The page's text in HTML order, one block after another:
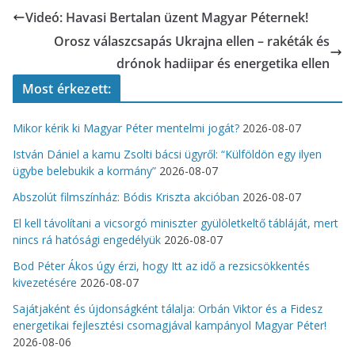
Videó: Havasi Bertalan üzent Magyar Péternek!
Orosz válaszcsapás Ukrajna ellen – rakéták és
drónok hadiipar és energetika ellen
Most érkezett:
Mikor kérik ki Magyar Péter mentelmi jogát? 2026-08-07
István Dániel a kamu Zsolti bácsi ügyről: “Külföldön egy ilyen
ügybe belebukik a kormány” 2026-08-07
Abszolút filmszínház: Bódis Kriszta akcióban 2026-08-07
El kell távolítani a vicsorgó miniszter gyülöletkeltő tábláját, mert
nincs rá hatósági engedélyük 2026-08-07
Bod Péter Ákos úgy érzi, hogy Itt az idő a rezsicsökkentés
kivezetésére 2026-08-07
Sajátjaként és újdonságként tálalja: Orbán Viktor és a Fidesz
energetikai fejlesztési csomagjával kampányol Magyar Péter!
2026-08-06